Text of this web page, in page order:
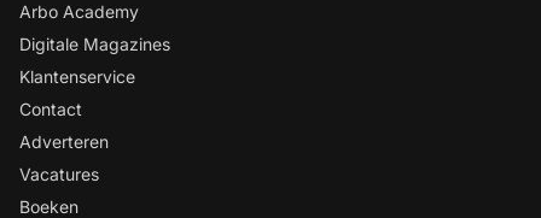
Arbo Academy
Digitale Magazines
Klantenservice
Contact
Adverteren
Vacatures
Boeken